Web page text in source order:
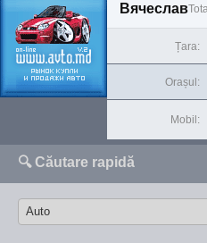
Вячеслав
Țara:
Orașul:
Mobil:
🔍 Căutare rapidă